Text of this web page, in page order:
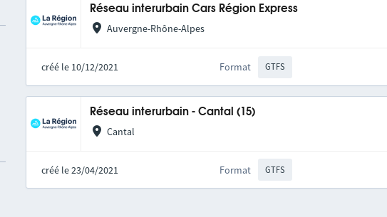
Réseau interurbain Cars Région Express
Auvergne-Rhône-Alpes
créé le 10/12/2021 Format GTFS
Réseau interurbain - Cantal (15)
Cantal
créé le 23/04/2021 Format GTFS